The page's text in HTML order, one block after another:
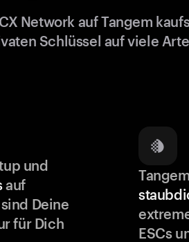
Network auf Tangem
Schlüssel auf viele
und
auf
Deine
für Dich
ESCs